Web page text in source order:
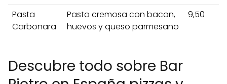
Pasta
Carbonara
Pasta cremosa con bacon,
huevos y queso parmesano
9,50
Descubre todo sobre Bar